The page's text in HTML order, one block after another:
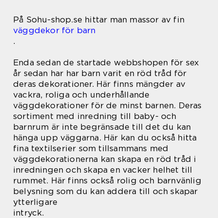
På Sohu-shop.se hittar man massor av fin
väggdekor för barn
.
Enda sedan de startade webbshopen för sex
år sedan har har barn varit en röd tråd för
deras dekorationer. Här finns mängder av
vackra, roliga och underhållande
väggdekorationer för de minst barnen. Deras
sortiment med inredning till baby- och
barnrum är inte begränsade till det du kan
hänga upp väggarna. Här kan du också hitta
fina textilserier som tillsammans med
väggdekorationerna kan skapa en röd tråd i
inredningen och skapa en vacker helhet till
rummet. Här finns också rolig och barnvänlig
belysning som du kan addera till och skapar
ytterligare
intryck.